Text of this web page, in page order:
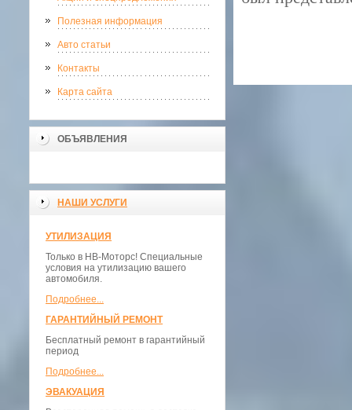
Полезная информация
Авто статьи
Контакты
Карта сайта
ОБЪЯВЛЕНИЯ
НАШИ УСЛУГИ
УТИЛИЗАЦИЯ
Только в НВ-Моторс! Специальные
условия на утилизацию вашего
автомобиля.
Подробнее...
ГАРАНТИЙНЫЙ РЕМОНТ
Бесплатный ремонт в гарантийный
период
Подробнее...
ЭВАКУАЦИЯ